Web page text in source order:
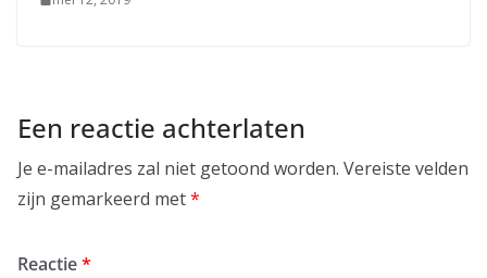
Een reactie achterlaten
Je e-mailadres zal niet getoond worden. Vereiste velden
zijn gemarkeerd met*
Reactie*